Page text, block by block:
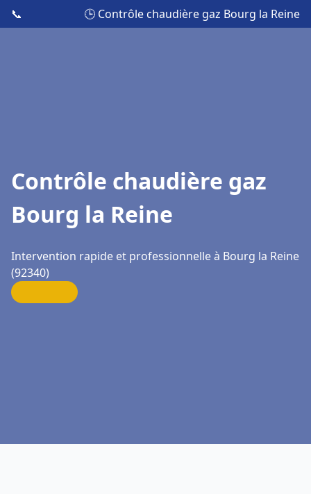
📞 🕒 Contrôle chaudière gaz Bourg la Reine
Contrôle chaudière gaz
Bourg la Reine
Intervention rapide et professionnelle à Bourg la Reine
(92340)